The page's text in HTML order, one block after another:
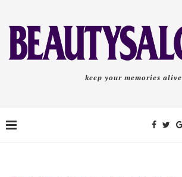
keep your memories alive